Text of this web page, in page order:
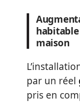
maison
par un réel
pris en